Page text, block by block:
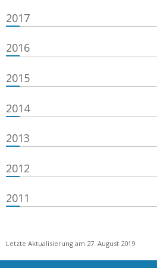
2017
2016
2015
2014
2013
2012
2011
Letzte Aktualisierung am 27. August 2019